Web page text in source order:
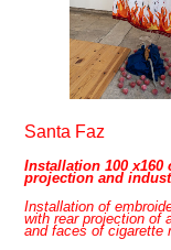
Santa Faz
Installation 100
projection and
Installation of
with rear projection of
and faces of cigarette